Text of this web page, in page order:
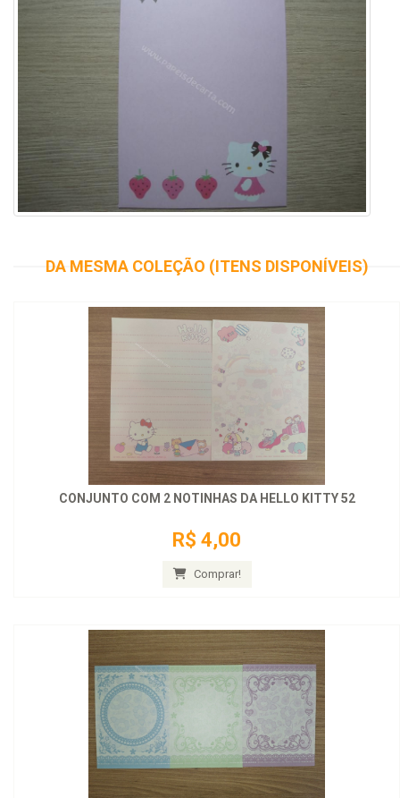
DA MESMA COLEÇÃO (ITENS DISPONÍVEIS)
CONJUNTO COM 2 NOTINHAS DA HELLO KITTY 52
R$ 4,00
Comprar!